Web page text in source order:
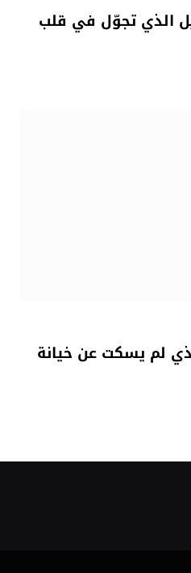
الذي تجوّل في قلب
لم يسكت عن خيانة